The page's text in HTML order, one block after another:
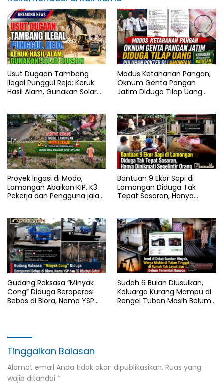
Usut Dugaan Tambang
Ilegal Punggul Rejo: Keruk
Hasil Alam, Gunakan Solar
Modus Ketahanan Pangan,
Oknum Genta Pangan
Jatim Diduga Tilap Uang
Proyek Irigasi di Modo,
Lamongan Abaikan KIP, K3
Pekerja dan Pengguna jalan,
Bantuan 9 Ekor Sapi di
Lamongan Diduga Tak
Tepat Sasaran, Hanya
Gudang Raksasa “Minyak
Cong” Diduga Beroperasi
Bebas di Blora, Nama YSP
Sudah 6 Bulan Diusulkan,
Keluarga Kurang Mampu di
Rengel Tuban Masih Belum
Tinggalkan Balasan
Alamat email Anda tidak akan dipublikasikan. Ruas yang
wajib ditandai *